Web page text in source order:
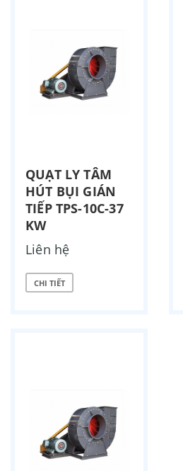
QUẠT LY TÂM
HÚT BỤI GIÁN
TIẾP TPS-10C-37
KW
Liên hệ
CHI TIẾT